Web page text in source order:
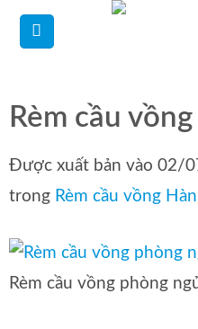
qua
dung
Rèm cầu
Được xuất bản vào 02/
trong Rèm cầu vồng
Rèm cầu vồng phòng